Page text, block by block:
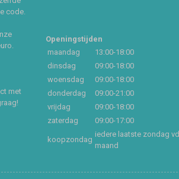
code.
met
Openingstijden
maandag
13:00-18:00
dinsdag
09:00-18:00
woensdag
09:00-18:00
donderdag
09:00-21:00
vrijdag
09:00-18:00
zaterdag
09:00-17:00
koopzondag
iedere laatste zondag vd
maand